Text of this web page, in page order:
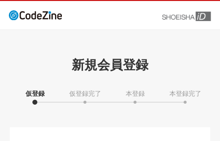
新規会員登録
仮登録 仮登録完了 本登録 本登録完了